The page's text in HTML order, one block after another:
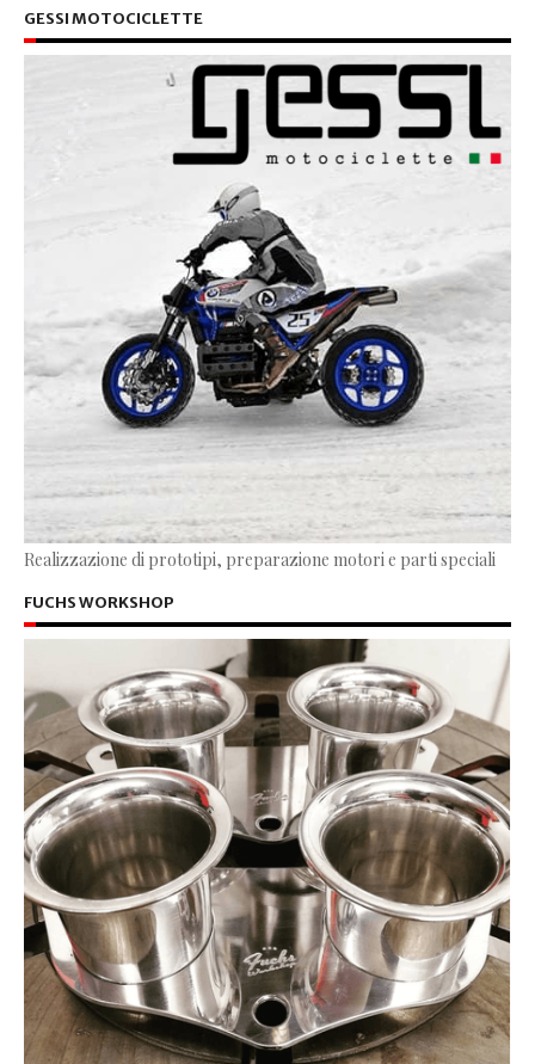
GESSI MOTOCICLETTE
Realizzazione di prototipi, preparazione motori e parti speciali
FUCHS WORKSHOP